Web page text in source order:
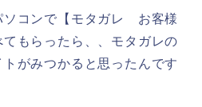
ソコンで【モタガレ お客様
もらったら、、モタガレの
がみつかると思ったんです